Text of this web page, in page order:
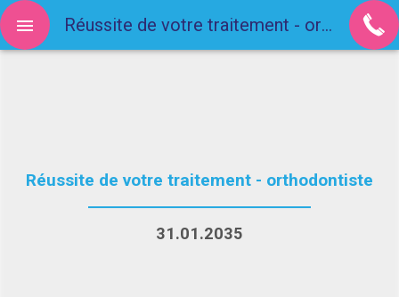
Réussite de votre traitement - orthodontiste
31.01.2035
Réussite de votre traitement - orthodontiste